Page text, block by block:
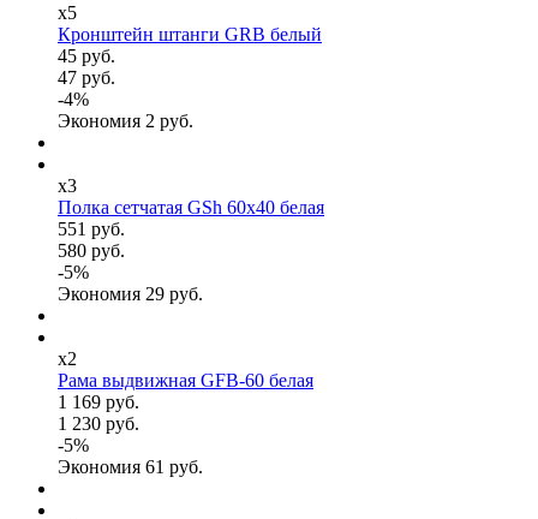
x5
Кронштейн штанги GRB белый
45 руб.
47 руб.
-4%
Экономия 2 руб.
x3
Полка сетчатая GSh 60х40 белая
551 руб.
580 руб.
-5%
Экономия 29 руб.
x2
Рама выдвижная GFB-60 белая
1 169 руб.
1 230 руб.
-5%
Экономия 61 руб.